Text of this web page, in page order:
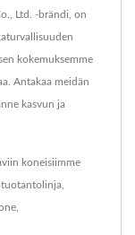
Ltd. -brändi, on
kokemuksemme
Antakaa meidän
kasvun ja
koneisiimme